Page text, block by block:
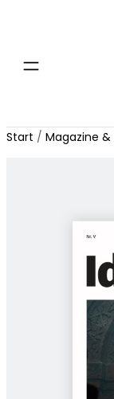
Start / Magazine